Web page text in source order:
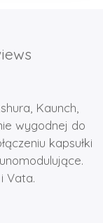
Kaunch,
wygodnej do
kapsułki
Vata.